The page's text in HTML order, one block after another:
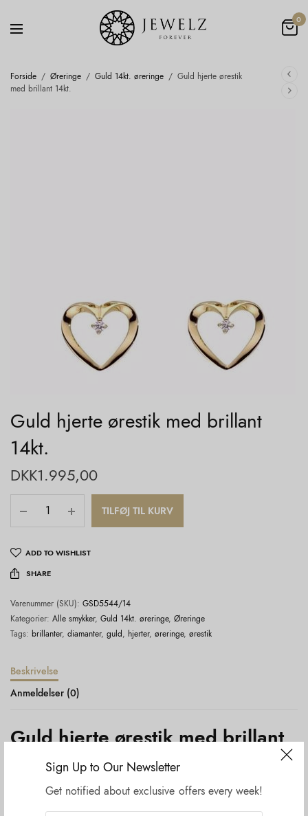
Sign Up to Our Newsletter
Get notified about exclusive offers every week!
0
Forside / Øreringe / Guld 14kt. øreringe / Guld hjerte ørestik
med brillant 14kt.
Guld hjerte ørestik med brillant
14kt.
DKK1.995,00
TILFØJ TIL KURV
ADD TO WISHLIST
SHARE
Varenummer (SKU): GSD5544/14
Kategorier: Alle smykker, Guld 14kt. øreringe, Øreringe
Tags: brillanter, diamanter, guld, hjerter, øreringe, ørestik
Beskrivelse
Anmeldelser (0)
Guld hjerte ørestik med brillant
14kt.
Ct. 2×0,01 W.SI